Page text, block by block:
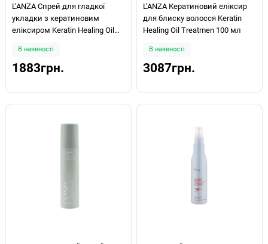
LʼANZA Спрей для гладкої
укладки з кератиновим
еліксиром Keratin Healing Oil
В наявності
1883грн.
LʼANZA Кератиновий еліксир
для блиску волосся Keratin
Healing Oil Treatmen 100 мл
В наявності
3087грн.